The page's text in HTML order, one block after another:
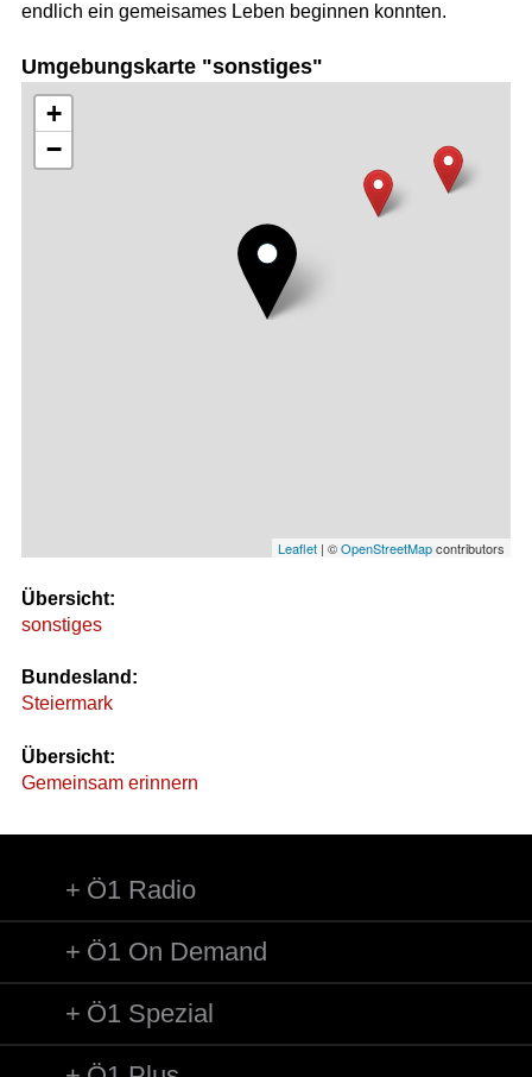
endlich ein gemeisames Leben beginnen konnten.
Umgebungskarte "sonstiges"
+
−
Leaflet | ©OpenStreetMapcontributors
Übersicht:
sonstiges
Bundesland:
Steiermark
Übersicht:
Gemeinsam erinnern
Ö1 Radio
Ö1 On Demand
Ö1 Spezial